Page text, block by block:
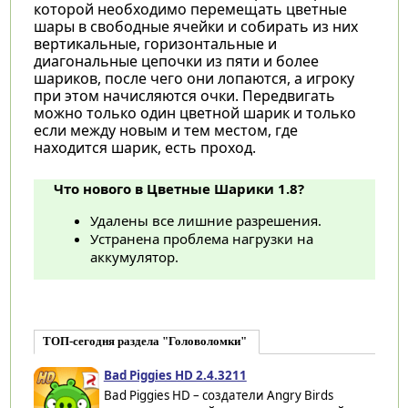
которой необходимо перемещать цветные
шары в свободные ячейки и собирать из них
вертикальные, горизонтальные и
диагональные цепочки из пяти и более
шариков, после чего они лопаются, а игроку
при этом начисляются очки. Передвигать
можно только один цветной шарик и только
если между новым и тем местом, где
находится шарик, есть проход.
Что нового в Цветные Шарики 1.8?
Удалены все лишние разрешения.
Устранена проблема нагрузки на
аккумулятор.
ТОП-сегодня раздела "Головоломки"
Bad Piggies HD 2.4.3211
Bad Piggies HD – создатели Angry Birds